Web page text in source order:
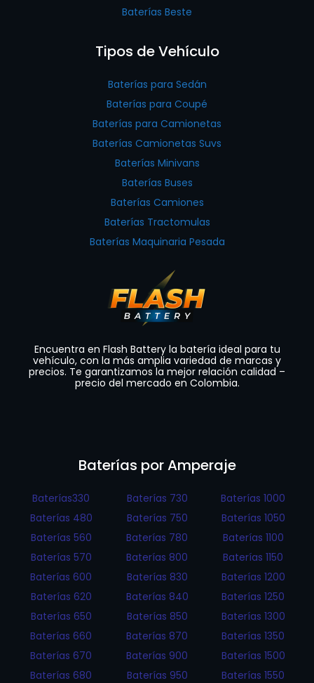
Baterías Beste
Tipos de Vehículo
Baterías para Sedán
Baterías para Coupé
Baterías para Camionetas
Baterías Camionetas Suvs
Baterías Minivans
Baterías Buses
Baterías Camiones
Baterías Tractomulas
Baterías Maquinaria Pesada
Encuentra en Flash Battery la batería ideal para tu
vehículo, con la más amplia variedad de marcas y
precios. Te garantizamos la mejor relación calidad –
precio del mercado en Colombia.
Baterías por Amperaje
Baterías330
Baterías 480
Baterías 560
Baterías 570
Baterías 600
Baterías 620
Baterías 650
Baterías 660
Baterías 670
Baterías 680
Baterías 730
Baterías 750
Baterías 780
Baterías 800
Baterías 830
Baterías 840
Baterías 850
Baterías 870
Baterías 900
Baterías 950
Baterías 1000
Baterías 1050
Baterías 1100
Baterías 1150
Baterías 1200
Baterías 1250
Baterías 1300
Baterías 1350
Baterías 1500
Baterías 1550